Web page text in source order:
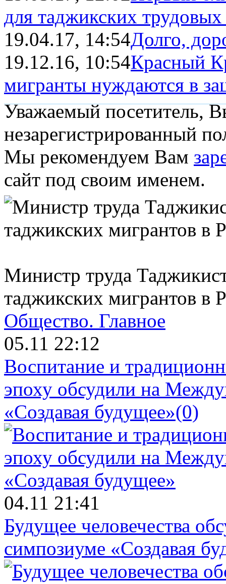
для таджикских
19.04.17, 14:54Долго,
19.12.16, 10:54Красный
мигранты нуждаются в
Уважаемый посетитель,
незарегистрированный
Мы рекомендуем Вам
сайт под своим именем.
Министр труда
таджикских мигрантов в
Общество. Главное
05.11 22:12
Воспитание и
эпоху обсудили на
«Создавая будущее»(0)
04.11 21:41
Будущее человечества
симпозиуме «Создавая